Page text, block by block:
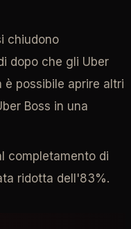
chiudono
dopo che gli Uber
è possibile aprire altri
Boss in una
completamento di
ridotta dell'83%.